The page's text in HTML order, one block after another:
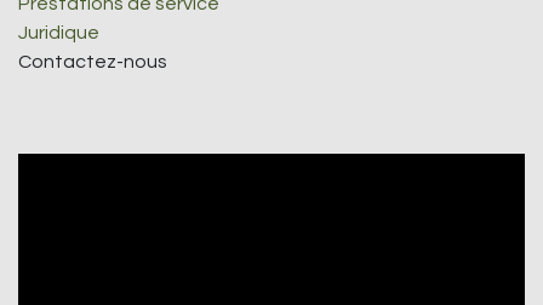
Juridique
Contactez-nous